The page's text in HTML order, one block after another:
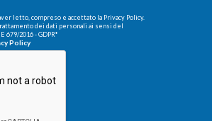
letto, compreso e accettato la Privacy Policy.
dei dati personali ai sensi del
679/2016 - GDPR*
Policy